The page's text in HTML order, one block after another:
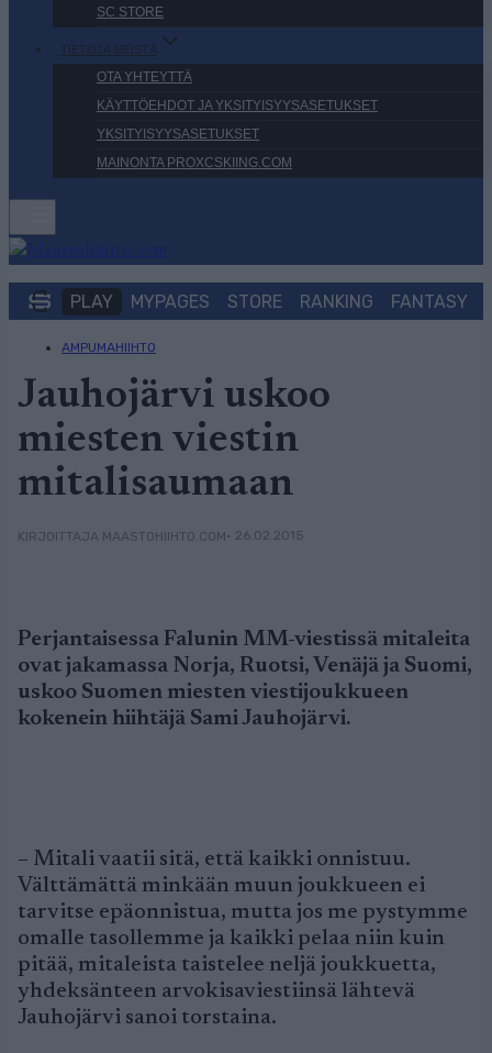
SC STORE
TIETOJA MEISTÄ
OTA YHTEYTTÄ
KÄYTTÖEHDOT JA YKSITYISYYSASETUKSET
YKSITYISYYSASETUKSET
MAINONTA PROXCSKIING.COM
PLAY MYPAGES STORE RANKING FANTASY
AMPUMAHIIHTO
Jauhojärvi uskoo
miesten viestin
mitalisaumaan
KIRJOITTAJA MAASTOHIIHTO.COM• 26.02.2015
Perjantaisessa Falunin MM-viestissä mitaleita
ovat jakamassa Norja, Ruotsi, Venäjä ja Suomi,
uskoo Suomen miesten viestijoukkueen
kokenein hiihtäjä Sami Jauhojärvi.
– Mitali vaatii sitä, että kaikki onnistuu.
Välttämättä minkään muun joukkueen ei
tarvitse epäonnistua, mutta jos me pystymme
omalle tasollemme ja kaikki pelaa niin kuin
pitää, mitaleista taistelee neljä joukkuetta,
yhdeksänteen arvokisaviestiinsä lähtevä
Jauhojärvi sanoi torstaina.